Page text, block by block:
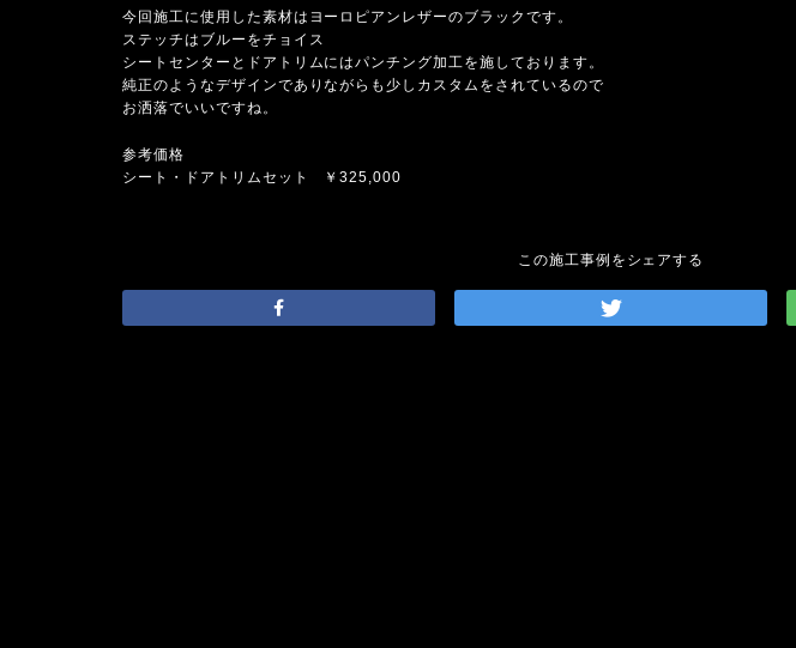
今回施工に使用した素材はヨーロピアンレザーのブラックです。
ステッチはブルーをチョイス
シートセンターとドアトリムにはパンチング加工を施しております。
純正のようなデザインでありながらも少しカスタムをされているので
お洒落でいいですね。
参考価格
シート・ドアトリムセット ￥325,000
この施工事例をシェアする